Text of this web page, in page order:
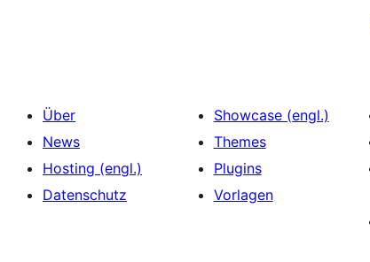
Über
News
Hosting (engl.)
Datenschutz
Showcase (engl.)
Themes
Plugins
Vorlagen